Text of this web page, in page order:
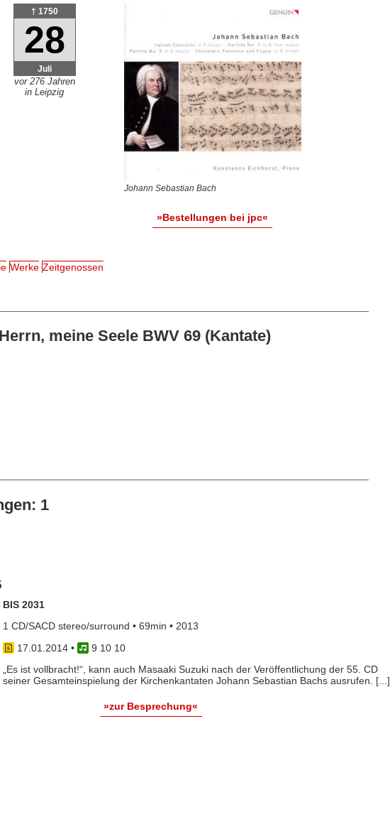
† 1750
28
Juli
vor 276 Jahren
in Leipzig
Johann Sebastian Bach
»Bestellungen bei jpc«
Werke Zeitgenossen
meine Seele BWV 69 (Kantate)
1
BIS 2031
1 CD/SACD stereo/surround • 69min • 2013
17.01.2014•
9 10 10
„Es ist vollbracht!“, kann auch Masaaki Suzuki nach der Veröffentlichung der 55. CD
seiner Gesamteinspielung der Kirchenkantaten Johann Sebastian Bachs ausrufen. [...]
»zur Besprechung«